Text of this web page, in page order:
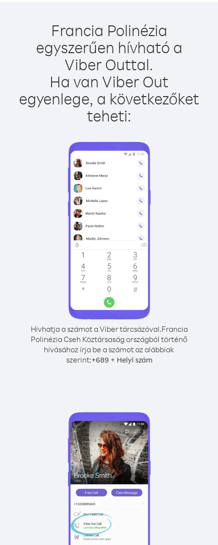
Francia Polinézia
egyszerűen hívható a
Viber Outtal.
Ha van Viber Out
egyenlege, a következőket
teheti:
Hívhatja a számot a Viber tárcsázóval.Francia
Polinézia Cseh Köztársaság országból történő
hívásához írja be a számot az alábbiak
szerint:+689 + Helyi szám